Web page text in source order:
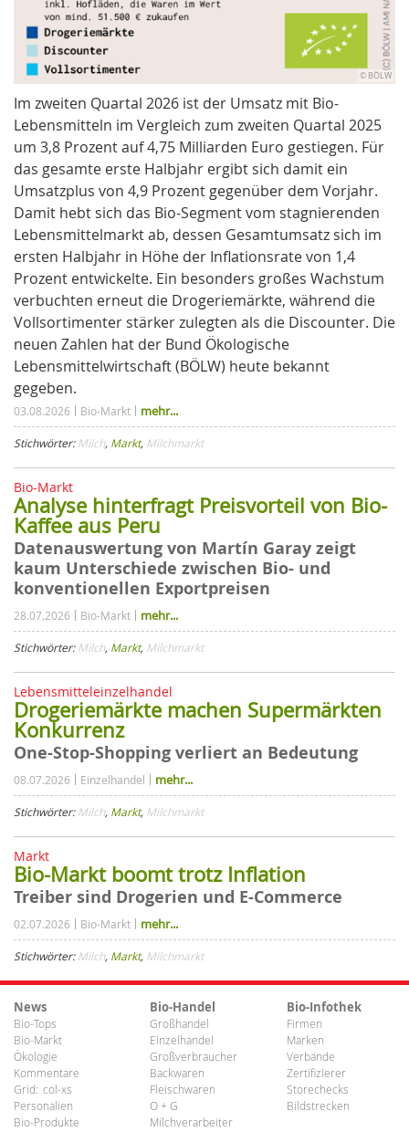
© BÖLW
Im zweiten Quartal 2026 ist der Umsatz mit Bio-
Lebensmitteln im Vergleich zum zweiten Quartal 2025
um 3,8 Prozent auf 4,75 Milliarden Euro gestiegen. Für
das gesamte erste Halbjahr ergibt sich damit ein
Umsatzplus von 4,9 Prozent gegenüber dem Vorjahr.
Damit hebt sich das Bio-Segment vom stagnierenden
Lebensmittelmarkt ab, dessen Gesamtumsatz sich im
ersten Halbjahr in Höhe der Inflationsrate von 1,4
Prozent entwickelte. Ein besonders großes Wachstum
verbuchten erneut die Drogeriemärkte, während die
Vollsortimenter stärker zulegten als die Discounter. Die
neuen Zahlen hat der Bund Ökologische
Lebensmittelwirtschaft (BÖLW) heute bekannt
gegeben.
03.08.2026 Bio-Markt mehr...
Stichwörter: Milch, Markt, Milchmarkt
Bio-Markt
Analyse hinterfragt Preisvorteil von Bio-
Kaffee aus Peru
Datenauswertung von Martín Garay zeigt
kaum Unterschiede zwischen Bio- und
konventionellen Exportpreisen
28.07.2026 Bio-Markt mehr...
Stichwörter: Milch, Markt, Milchmarkt
Lebensmitteleinzelhandel
Drogeriemärkte machen Supermärkten
Konkurrenz
One-Stop-Shopping verliert an Bedeutung
08.07.2026 Einzelhandel mehr...
Stichwörter: Milch, Markt, Milchmarkt
Markt
Bio-Markt boomt trotz Inflation
Treiber sind Drogerien und E-Commerce
02.07.2026 Bio-Markt mehr...
Stichwörter: Milch, Markt, Milchmarkt
News
Bio-Tops
Bio-Markt
Ökologie
Kommentare
Grid: col-xs
Personalien
Bio-Produkte
Bio-Handel
Großhandel
Einzelhandel
Großverbraucher
Backwaren
Fleischwaren
O + G
Milchverarbeiter
Bio-Infothek
Firmen
Marken
Verbände
Zertifizierer
Storechecks
Bildstrecken